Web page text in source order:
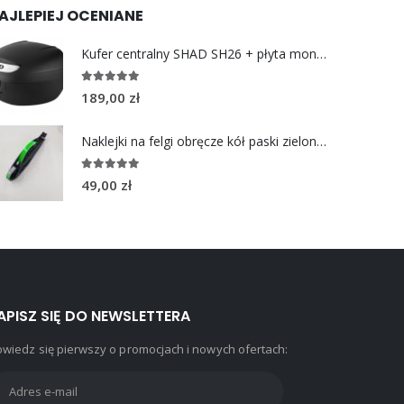
OCENIANE
Kufer centralny SHAD SH26 + płyta montażowa
out of 5
189,00 zł
Naklejki na felgi obręcze kół paski zielony fluore
out of 5
49,00 zł
SIĘ DO NEWSLETTERA
się pierwszy o promocjach i nowych ofertach: